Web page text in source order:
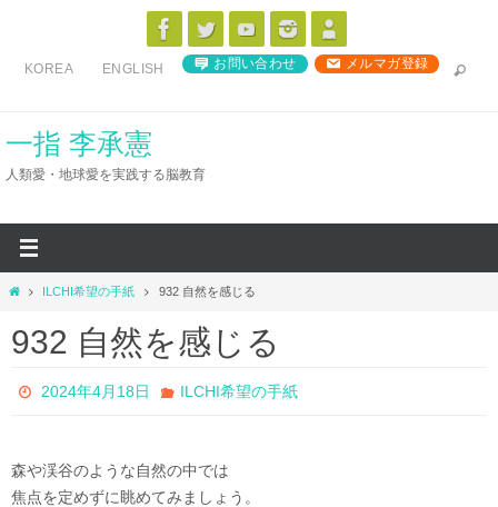
ス
KOREA ENGLISH お問い合わせ メルマガ登録
一指 李承憲
人類愛・地球愛を実践する脳教育
ホ
ム
ILCHI希望の手紙 932 自然を感じる
932 自然を感じる
2024年4月18日 ILCHI希望の手紙
森や渓谷のような自然の中では
焦点を定めずに眺めてみましょう。